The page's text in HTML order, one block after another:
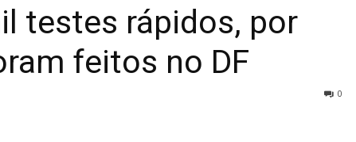
testes rápidos, por
feitos no DF
0